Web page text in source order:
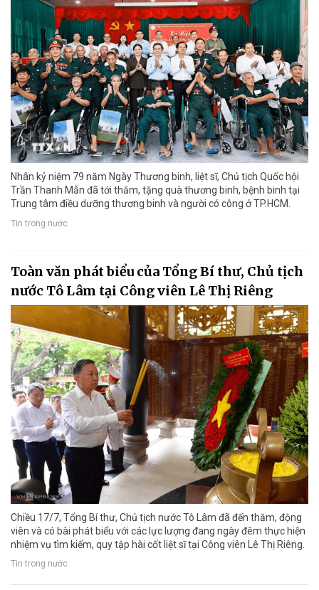
Nhân kỷ niệm 79 năm Ngày Thương binh, liệt sĩ, Chủ tịch Quốc hội
Trần Thanh Mẫn đã tới thăm, tặng quà thương binh, bệnh binh tại
Trung tâm điều dưỡng thương binh và người có công ở TP.HCM.
Tin trong nước
Toàn văn phát biểu của Tổng Bí thư, Chủ tịch
nước Tô Lâm tại Công viên Lê Thị Riêng
Chiều 17/7, Tổng Bí thư, Chủ tịch nước Tô Lâm đã đến thăm, động
viên và có bài phát biểu với các lực lượng đang ngày đêm thực hiện
nhiệm vụ tìm kiếm, quy tập hài cốt liệt sĩ tại Công viên Lê Thị Riêng.
Tin trong nước